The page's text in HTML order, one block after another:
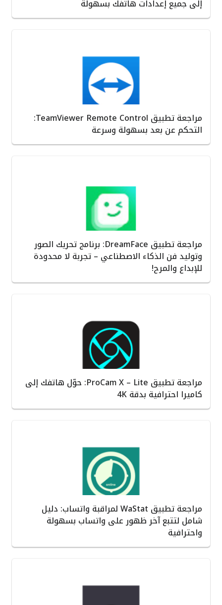
إلى جميع إعدادات هاتفك بسهولة
مراجعة تطبيق TeamViewer Remote Control:
التحكم عن بعد بسهولة وسرعة
مراجعة تطبيق DreamFace: برنامج تحريك الصور
وتوليد فن الذكاء الاصطناعي – تجربة لا محدودة
للإبداع والمرح!
مراجعة تطبيق ProCam X – Lite: حوّل هاتفك إلى
كاميرا احترافية بدقة 4K
مراجعة تطبيق WaStat لمراقبة واتساب: دليل
شامل لتتبع آخر ظهور على واتساب بسهولة
واحترافية